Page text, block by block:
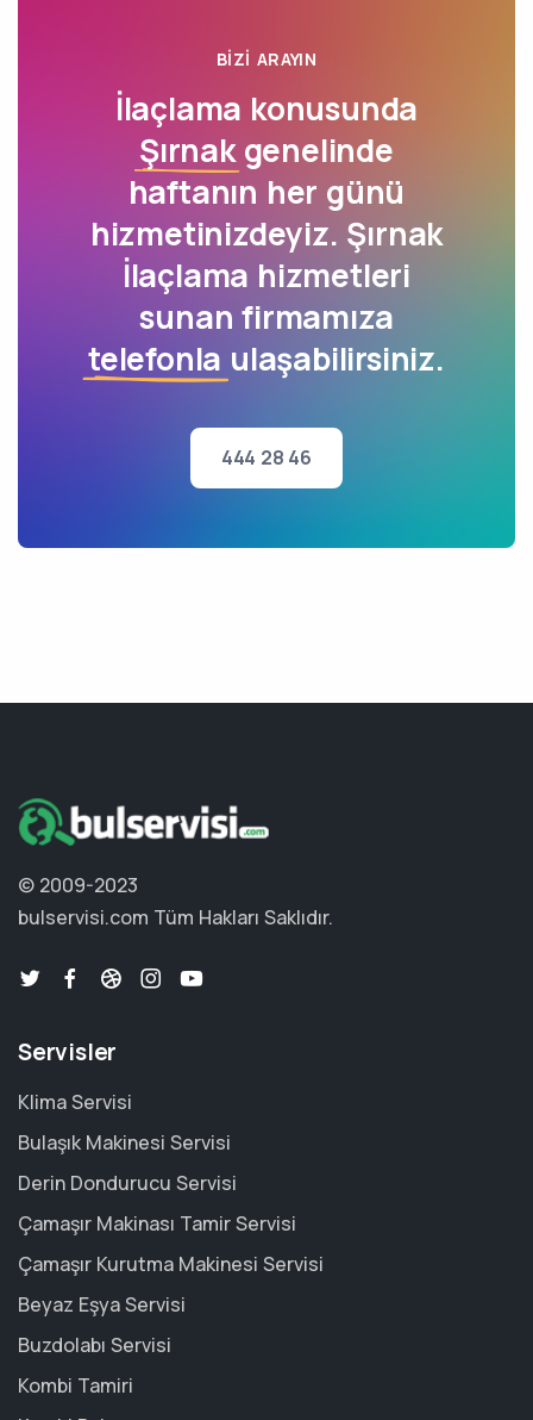
BIZI ARAYIN
İlaçlama konusunda
Şırnakgenelinde
haftanın her günü
hizmetinizdeyiz. Şırnak
İlaçlama hizmetleri
sunan firmamıza
telefonla ulaşabilirsiniz.
444 28 46
© 2009-2023
bulservisi.com Tüm Hakları Saklıdır.
Servisler
Klima Servisi
Bulaşık Makinesi Servisi
Derin Dondurucu Servisi
Çamaşır Makinası Tamir Servisi
Çamaşır Kurutma Makinesi Servisi
Beyaz Eşya Servisi
Buzdolabı Servisi
Kombi Tamiri